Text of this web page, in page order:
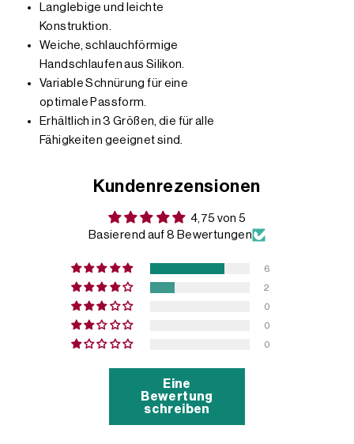
Langlebige und leichte
Konstruktion.
Weiche, schlauchförmige
Handschlaufen aus Silikon.
Variable Schnürung für eine
optimale Passform.
Erhältlich in 3 Größen, die für alle
Fähigkeiten geeignet sind.
Kundenrezensionen
4,75 von 5
Basierend auf 8 Bewertungen
6
2
0
0
0
Eine
Bewertung
schreiben